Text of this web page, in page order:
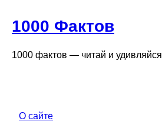
1000 Фактов
1000 фактов — читай и удивляйся
О сайте